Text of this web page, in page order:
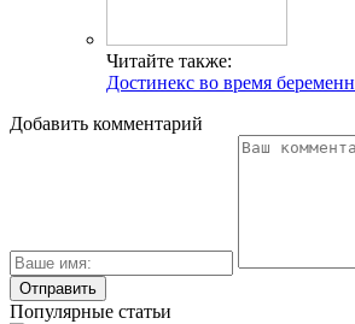
Читайте также:
Достинекс во время
Добавить комментарий
Популярные статьи